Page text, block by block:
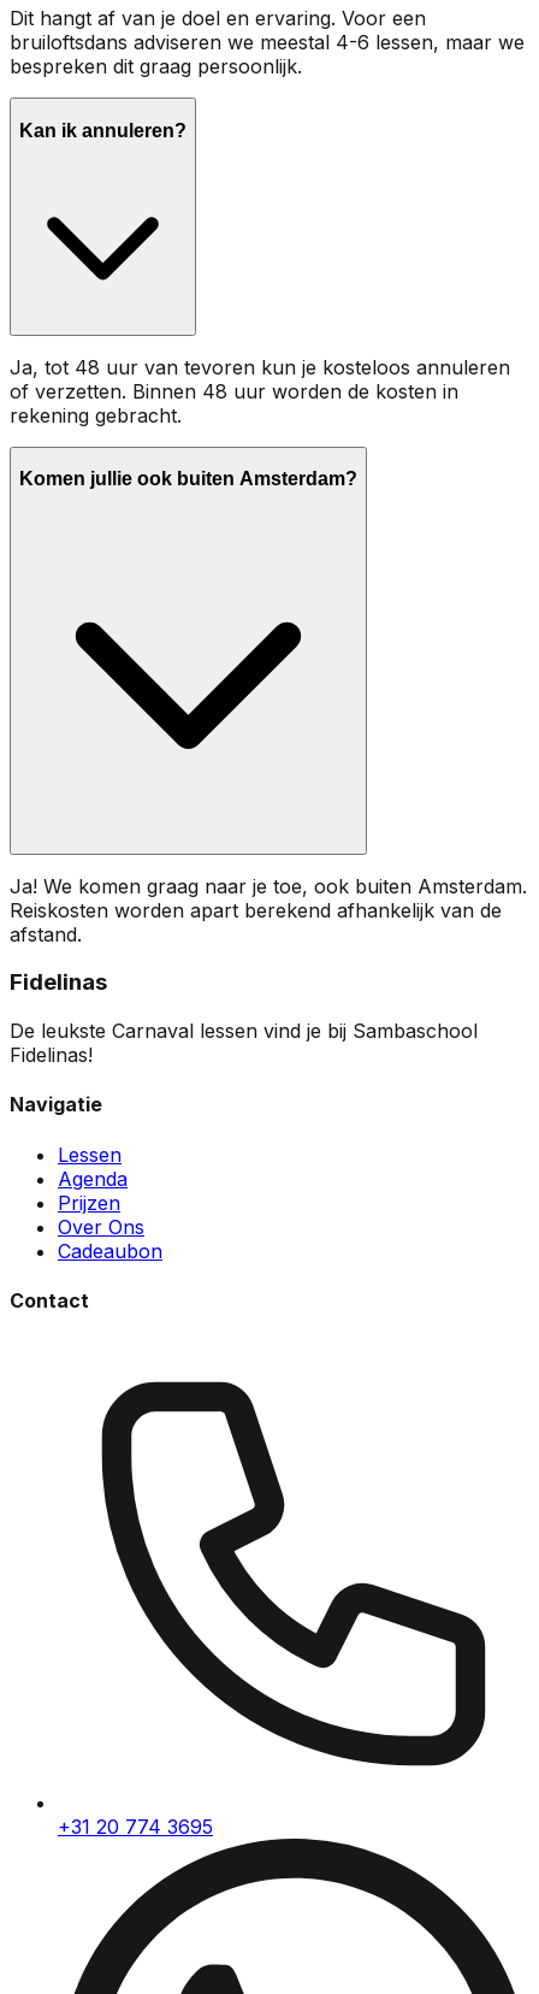
Dit hangt af van je doel en ervaring. Voor een
bruiloftsdans adviseren we meestal 4-6 lessen, maar we
bespreken dit graag persoonlijk.
Kan ik annuleren?
Ja, tot 48 uur van tevoren kun je kosteloos annuleren
of verzetten. Binnen 48 uur worden de kosten in
rekening gebracht.
Komen jullie ook buiten Amsterdam?
Ja! We komen graag naar je toe, ook buiten Amsterdam.
Reiskosten worden apart berekend afhankelijk van de
afstand.
Fidelinas
De leukste Carnaval lessen vind je bij Sambaschool
Fidelinas!
Navigatie
Lessen
Agenda
Prijzen
Over Ons
Cadeaubon
Contact
+31 20 774 3695